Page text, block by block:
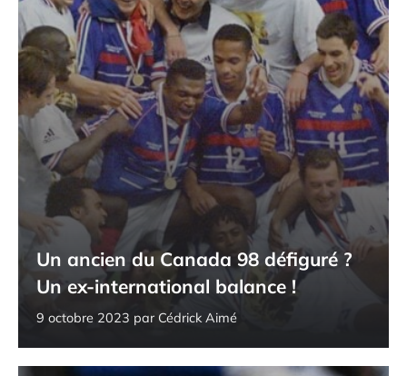
Un ancien du Canada 98 défiguré ?
Un ex-international balance !
9 octobre 2023 par Cédrick Aimé